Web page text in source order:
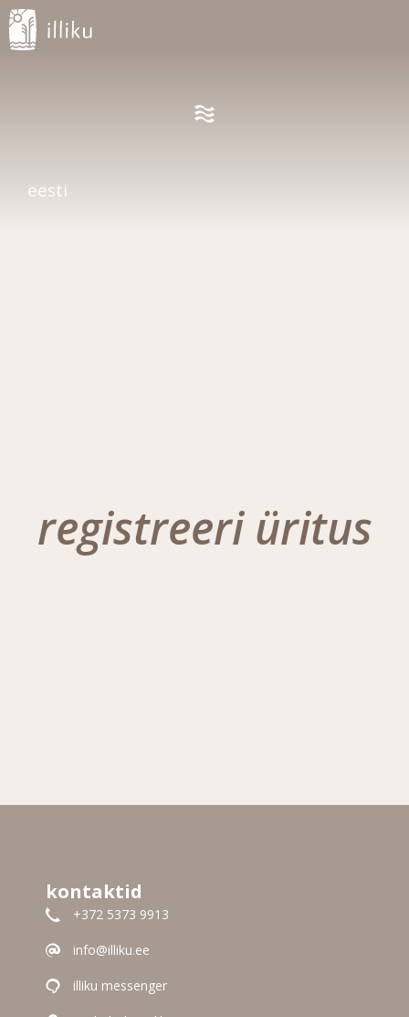
eesti
registreeri üritus
kontaktid
+372 5373 9913
info@illiku.ee
illiku messenger